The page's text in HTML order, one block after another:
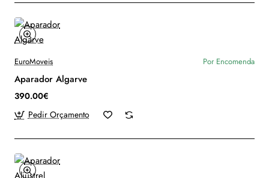
EuroMoveis Por Encomenda
Aparador Algarve
390.00€
Pedir Orçamento